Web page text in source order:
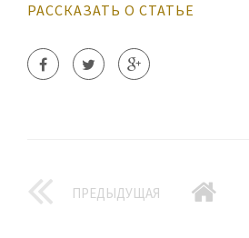
РАССКАЗАТЬ О СТАТЬЕ
ПРЕДЫДУЩАЯ